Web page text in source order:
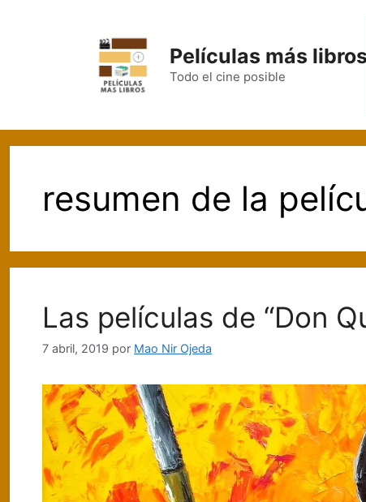
Películas más libros
Todo el cine posible
resumen de la
Las películas de “Don
7 abril, 2019 por Mao Nir Ojeda